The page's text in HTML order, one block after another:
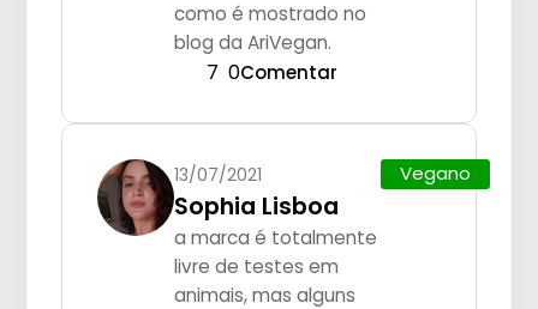
como é mostrado no
blog da AriVegan.
7 0Comentar
13/07/2021
Sophia Lisboa
a marca é totalmente
livre de testes em
animais, mas alguns
Vegano